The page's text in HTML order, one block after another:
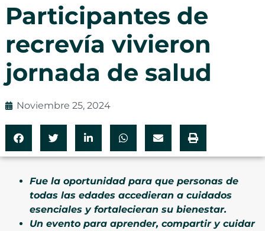
Participantes de
recrevía vivieron
jornada de salud
Noviembre 25, 2024
Fue la oportunidad para que personas de
todas las edades accedieran a cuidados
esenciales y fortalecieran su bienestar.
Un evento para aprender, compartir y cuidar